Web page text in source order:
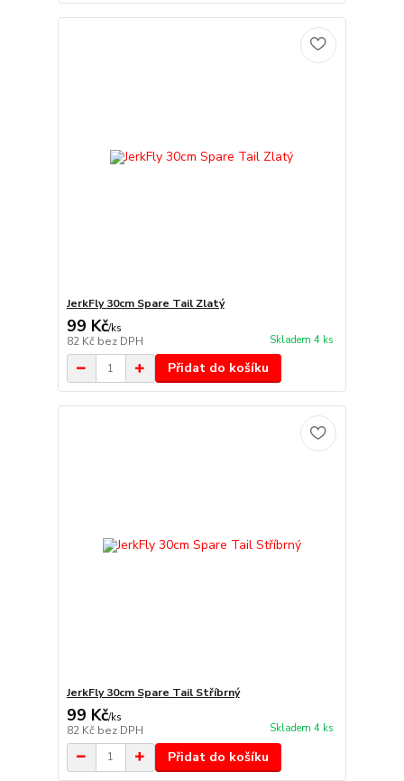
JerkFly 30cm Spare Tail Zlatý
99 Kč/ks
82 Kč bez DPH Skladem 4 ks
Přidat do košíku
JerkFly 30cm Spare Tail Stříbrný
99 Kč/ks
82 Kč bez DPH Skladem 4 ks
Přidat do košíku